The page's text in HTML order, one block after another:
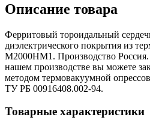
Описание товара
Ферритовый тороидальный
диэлектрического покрытия из
М2000НМ1. Производство
нашем производстве вы можете
методом термовакуумной
ТУ РБ 00916408.002-94.
Товарные характеристики